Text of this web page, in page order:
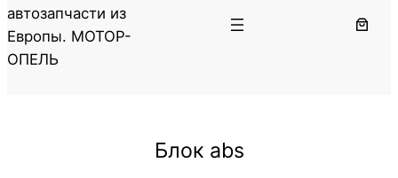
автозапчасти из
Европы. МОТОР-
ОПЕЛЬ
Блок abs